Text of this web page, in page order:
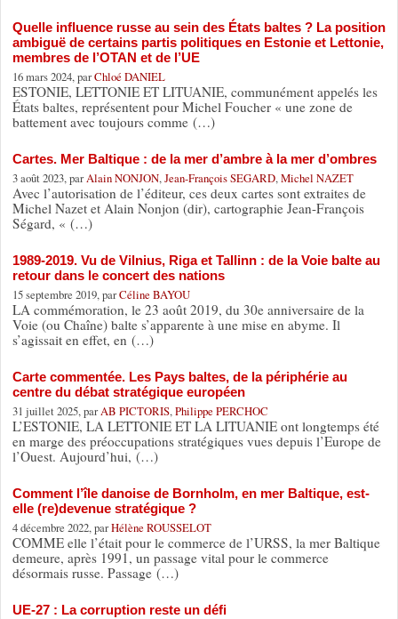
Quelle influence russe au sein des États baltes ? La position
ambiguë de certains partis politiques en Estonie et Lettonie,
membres de l’OTAN et de l’UE
16 mars 2024, parChloé DANIEL
ESTONIE, LETTONIE ET LITUANIE, communément appelés les
États baltes, représentent pour Michel Foucher « une zone de
battement avec toujours comme (…)
Cartes. Mer Baltique : de la mer d’ambre à la mer d’ombres
3 août 2023, parAlain NONJON, Jean-François SEGARD, Michel NAZET
Avec l’autorisation de l’éditeur, ces deux cartes sont extraites de
Michel Nazet et Alain Nonjon (dir), cartographie Jean-François
Ségard, « (…)
1989-2019. Vu de Vilnius, Riga et Tallinn : de la Voie balte au
retour dans le concert des nations
15 septembre 2019, parCéline BAYOU
LA commémoration, le 23 août 2019, du 30e anniversaire de la
Voie (ou Chaîne) balte s’apparente à une mise en abyme. Il
s’agissait en effet, en (…)
Carte commentée. Les Pays baltes, de la périphérie au
centre du débat stratégique européen
31 juillet 2025, parAB PICTORIS, Philippe PERCHOC
L’ESTONIE, LA LETTONIE ET LA LITUANIE ont longtemps été
en marge des préoccupations stratégiques vues depuis l’Europe de
l’Ouest. Aujourd’hui, (…)
Comment l’île danoise de Bornholm, en mer Baltique, est-
elle (re)devenue stratégique ?
4 décembre 2022, parHélène ROUSSELOT
COMME elle l’était pour le commerce de l’URSS, la mer Baltique
demeure, après 1991, un passage vital pour le commerce
désormais russe. Passage (…)
UE-27 : La corruption reste un défi